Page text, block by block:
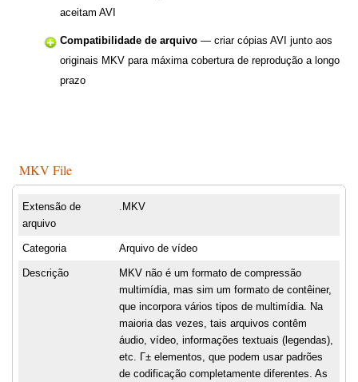
aceitam AVI
Compatibilidade de arquivo — criar cópias AVI junto aos
originais MKV para máxima cobertura de reprodução a longo
prazo
MKV File
Extensão de
arquivo
.MKV
Categoria Arquivo de vídeo
Descrição
MKV não é um formato de compressão
multimídia, mas sim um formato de contêiner,
que incorpora vários tipos de multimídia. Na
maioria das vezes, tais arquivos contêm
áudio, vídeo, informações textuais (legendas),
etc. Г± elementos, que podem usar padrões
de codificação completamente diferentes. As